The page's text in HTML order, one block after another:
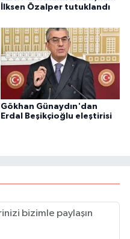
İlksen Özalper tutuklandı
Gökhan Günaydın'dan
Erdal Beşikçioğlu eleştirisi